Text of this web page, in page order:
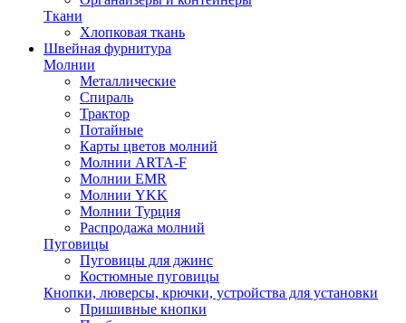
Ткани
Хлопковая ткань
Швейная фурнитура
Молнии
Металлические
Спираль
Трактор
Потайные
Карты цветов молний
Молнии ARTA-F
Молнии EMR
Молнии YKK
Молнии Турция
Распродажа молний
Пуговицы
Пуговицы для джинс
Костюмные пуговицы
Кнопки, люверсы, крючки, устройства для установки
Пришивные кнопки